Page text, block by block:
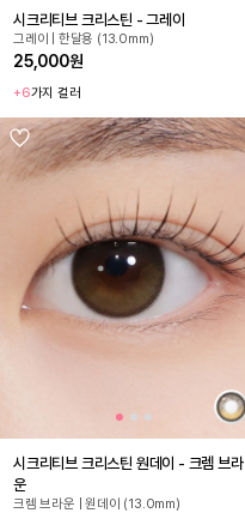
시크리티브 크리스틴 - 그레이
그레이 | 한달용 (13.0mm)
25,000원
+6가지 컬러
시크리티브 크리스틴 원데이 - 크렘 브라
운
크렘 브라운 | 원데이 (13.0mm)